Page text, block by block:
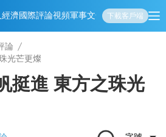
經濟國際評論視頻軍事文化 娛樂生活教育體
下載客戶端
論
光芒更燦
挺進 東方之珠光